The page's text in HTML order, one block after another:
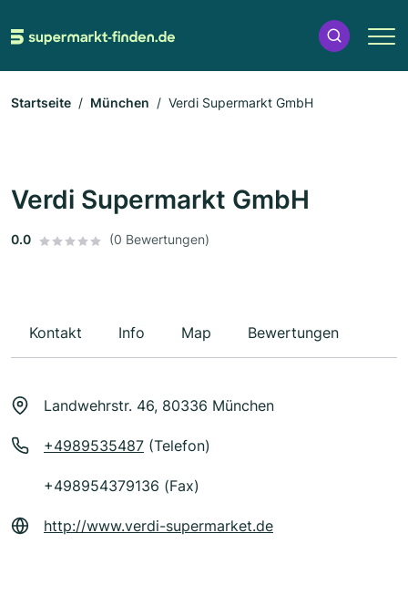
Startseite München Verdi Supermarkt GmbH
Verdi Supermarkt GmbH
0.0 (0 Bewertungen)
Kontakt Info Map Bewertungen
Landwehrstr. 46, 80336 München
+4989535487 (Telefon)
+498954379136 (Fax)
http://www.verdi-supermarket.de